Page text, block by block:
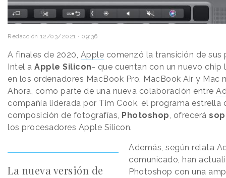
Redacción 12/03/2021 · 09:36
A finales de 2020, Apple comenzó la transición de sus
Intel a Apple Silicon- que cuentan con un nuevo chip
en los ordenadores MacBook Pro, MacBook Air y Mac
Ahora, como parte de una nueva colaboración entre
compañía liderada por Tim Cook, el programa estrella
composición de fotografías, Photoshop, ofrecerá
los procesadores Apple Silicon.
La nueva versión de
Además, según relata
comunicado, han
Photoshop con una